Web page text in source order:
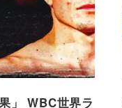
」 WBC世界ラ